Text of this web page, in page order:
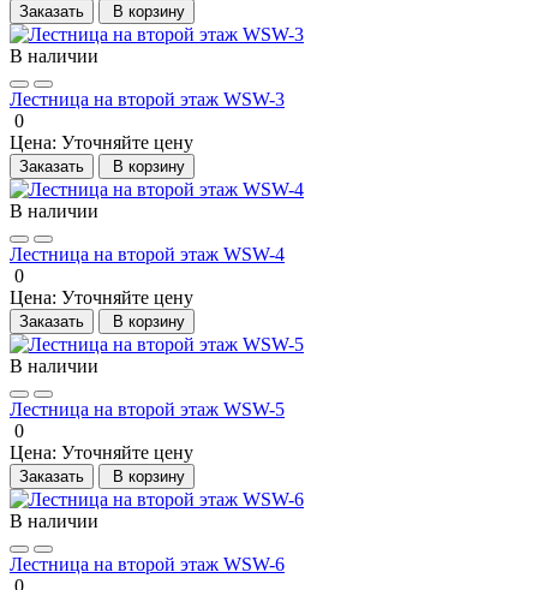
Заказать В корзину
В наличии
Лестница на второй этаж WSW-3
0
Цена: Уточняйте цену
Заказать В корзину
В наличии
Лестница на второй этаж WSW-4
0
Цена: Уточняйте цену
Заказать В корзину
В наличии
Лестница на второй этаж WSW-5
0
Цена: Уточняйте цену
Заказать В корзину
В наличии
Лестница на второй этаж WSW-6
0